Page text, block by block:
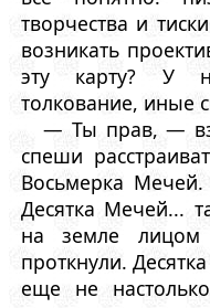
творчества и
возникать
эту карту? У
толкование, иные
— Ты прав, —
спеши
Восьмерка
Десятка Мечей...
на земле
проткнули.
еще не